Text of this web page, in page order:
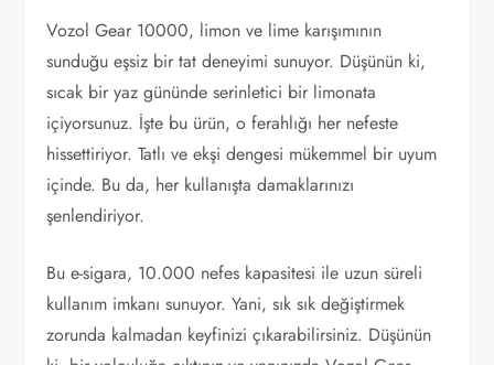
Vozol Gear 10000, limon ve lime karışımının
sunduğu eşsiz bir tat deneyimi sunuyor. Düşünün ki,
sıcak bir yaz gününde serinletici bir limonata
içiyorsunuz. İşte bu ürün, o ferahlığı her nefeste
hissettiriyor. Tatlı ve ekşi dengesi mükemmel bir uyum
içinde. Bu da, her kullanışta damaklarınızı
şenlendiriyor.
Bu e-sigara, 10.000 nefes kapasitesi ile uzun süreli
kullanım imkanı sunuyor. Yani, sık sık değiştirmek
zorunda kalmadan keyfinizi çıkarabilirsiniz. Düşünün